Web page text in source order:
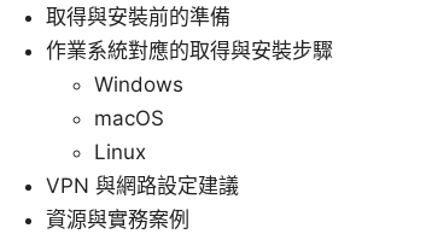
取得與安裝前的準備
作業系統對應的取得與安裝步驟
Windows
macOS
Linux
VPN 與網路設定建議
資源與實務案例